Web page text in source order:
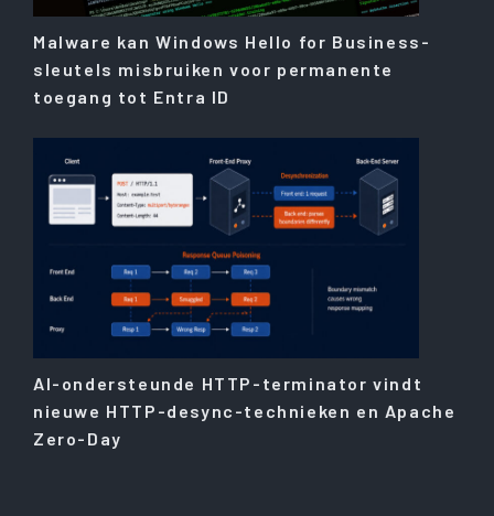
Malware kan Windows Hello for Business-
sleutels misbruiken voor permanente
toegang tot Entra ID
AI-ondersteunde HTTP-terminator vindt
nieuwe HTTP-desync-technieken en Apache
Zero-Day